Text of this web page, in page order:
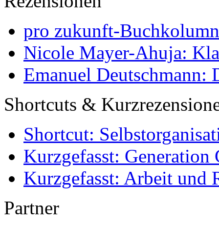
pro zukunft-
Nicole Mayer-Ahuja:
Emanuel Deutschmann:
Shortcuts &
Shortcut:
Kurzgefasst: Generation
Kurzgefasst: Arbeit und
Partner